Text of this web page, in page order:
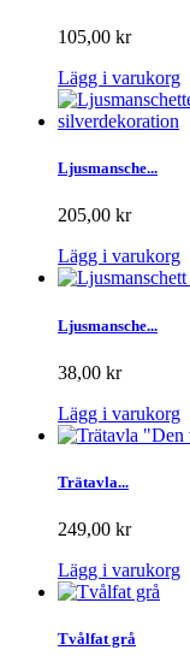
105,00 kr
Lägg i varukorg
Ljusmansche...
205,00 kr
Lägg i varukorg
Ljusmansche...
38,00 kr
Lägg i varukorg
Trätavla...
249,00 kr
Lägg i varukorg
Tvålfat grå